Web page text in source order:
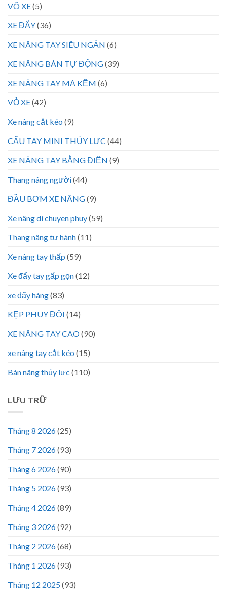
VÕ XE(5)
XE ĐẨY(36)
XE NÂNG TAY SIÊU NGẮN (6)
XE NÂNG BÁN TỰ ĐỘNG(39)
XE NÂNG TAY MẠ KẼM (6)
VỎ XE(42)
Xe nâng cắt kéo (9)
CẨU TAY MINI THỦY LỰC (44)
XE NÂNG TAY BẰNG ĐIỆN (9)
Thang nâng người(44)
ĐẦU BƠM XE NÂNG(9)
Xe nâng di chuyen phuy(59)
Thang nâng tự hành(11)
Xe nâng tay thấp (59)
Xe đẩy tay gấp gọn(12)
xe đẩy hàng(83)
KẸP PHUY ĐÔI (14)
XE NÂNG TAY CAO(90)
xe nâng tay cắt kéo (15)
Bàn nâng thủy lực (110)
LƯU TRỮ
Tháng 8 2026(25)
Tháng 7 2026(93)
Tháng 6 2026(90)
Tháng 5 2026(93)
Tháng 4 2026(89)
Tháng 3 2026(92)
Tháng 2 2026(68)
Tháng 1 2026(93)
Tháng 12 2025(93)